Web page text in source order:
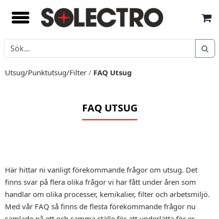
Utsug/Punktutsug/Filter / FAQ Utsug
FAQ UTSUG
Här hittar ni vanligt förekommande frågor om utsug. Det
finns svar på flera olika frågor vi har fått under åren som
handlar om olika processer, kemikalier, filter och arbetsmiljö.
Med vår FAQ så finns de flesta förekommande frågor nu